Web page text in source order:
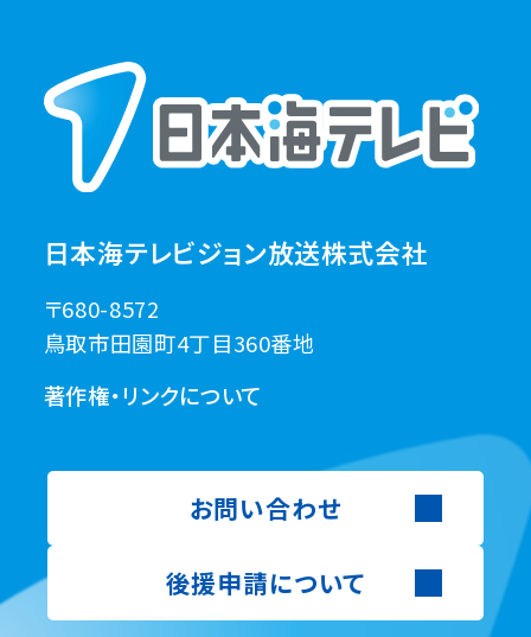
日本海テレビジョン放送株式会社
〒680-8572
鳥取市田園町4丁目360番地
著作権・リンクについて
お問い合わせ
後援申請について